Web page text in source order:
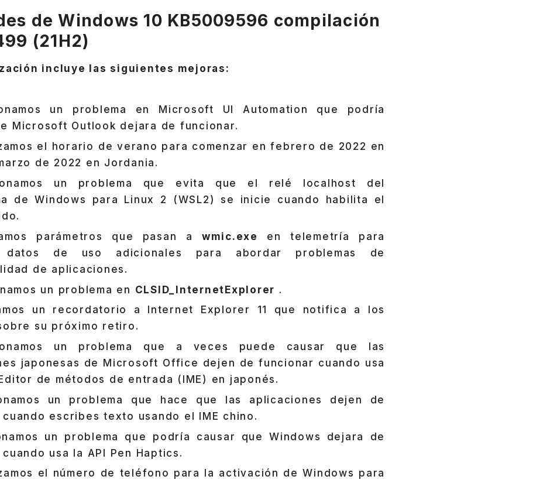
de Windows 10 KB5009596 compilación
(21H2)
incluye las siguientes mejoras:
un problema en Microsoft UI Automation que podría
Microsoft Outlook dejara de funcionar.
el horario de verano para comenzar en febrero de 2022 en
de 2022 en Jordania.
un problema que evita que el relé localhost del
de Windows para Linux 2 (WSL2) se inicie cuando habilita el
parámetros que pasan a wmic.exe
en telemetría para
datos de uso adicionales para abordar problemas de
de aplicaciones.
un problema en CLSID_InternetExplorer .
un recordatorio a Internet Explorer 11 que notifica a los
su próximo retiro.
un problema que a veces puede causar que las
japonesas de Microsoft Office dejen de funcionar cuando usa
de métodos de entrada (IME) en japonés.
un problema que hace que las aplicaciones dejen de
escribes texto usando el IME chino.
un problema que podría causar que Windows dejara de
usa la API Pen Haptics.
el número de teléfono para la activación de Windows para